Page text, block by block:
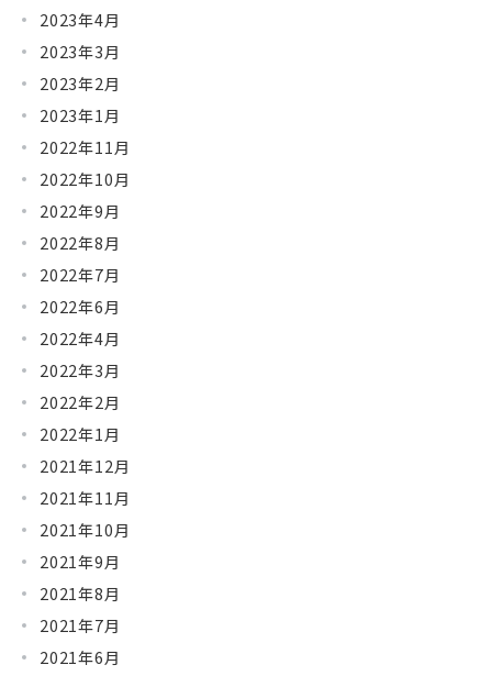
2023年4月
2023年3月
2023年2月
2023年1月
2022年11月
2022年10月
2022年9月
2022年8月
2022年7月
2022年6月
2022年4月
2022年3月
2022年2月
2022年1月
2021年12月
2021年11月
2021年10月
2021年9月
2021年8月
2021年7月
2021年6月